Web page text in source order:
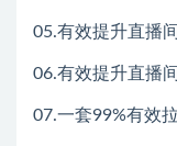
05.有效提升直播
06.有效提升直播
07.一套99%有效